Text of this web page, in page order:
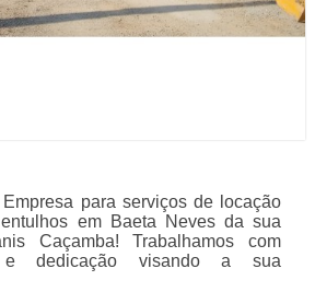
para serviços de locação
em Baeta Neves da sua
Caçamba! Trabalhamos com
e dedicação visando a sua